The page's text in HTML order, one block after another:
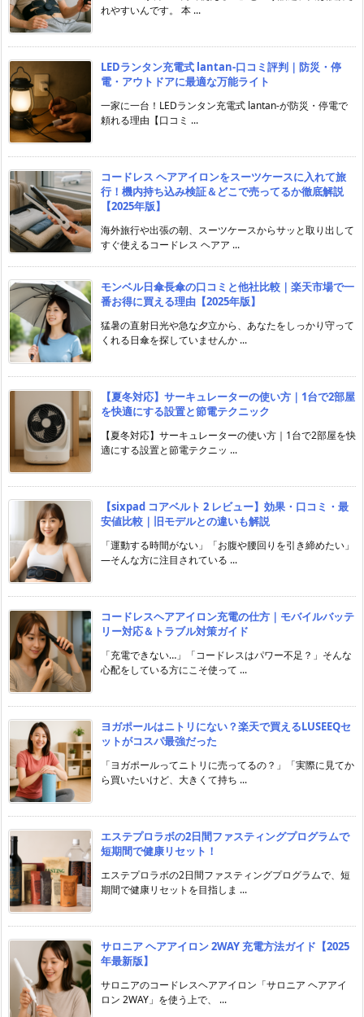
れやすいんです。 本 ...
LEDランタン充電式 lantan-口コミ評判｜防災・停
電・アウトドアに最適な万能ライト
一家に一台！LEDランタン充電式 lantan-が防災・停電で
頼れる理由【口コミ ...
コードレス ヘアアイロンをスーツケースに入れて旅
行！機内持ち込み検証＆どこで売ってるか徹底解説
【2025年版】
海外旅行や出張の朝、スーツケースからサッと取り出して
すぐ使えるコードレス ヘアア ...
モンベル日傘長傘の口コミと他社比較｜楽天市場で一
番お得に買える理由【2025年版】
猛暑の直射日光や急な夕立から、あなたをしっかり守って
くれる日傘を探していませんか ...
【夏冬対応】サーキュレーターの使い方｜1台で2部屋
を快適にする設置と節電テクニック
【夏冬対応】サーキュレーターの使い方｜1台で2部屋を快
適にする設置と節電テクニッ ...
【sixpad コアベルト 2 レビュー】効果・口コミ・最
安値比較｜旧モデルとの違いも解説
「運動する時間がない」「お腹や腰回りを引き締めたい」
―そんな方に注目されている ...
コードレスヘアアイロン充電の仕方｜モバイルバッテ
リー対応＆トラブル対策ガイド
「充電できない…」「コードレスはパワー不足？」そんな
心配をしている方にこそ使って ...
ヨガポールはニトリにない？楽天で買えるLUSEEQセ
ットがコスパ最強だった
「ヨガポールってニトリに売ってるの？」「実際に見てか
ら買いたいけど、大きくて持ち ...
エステプロラボの2日間ファスティングプログラムで
短期間で健康リセット！
エステプロラボの2日間ファスティングプログラムで、短
期間で健康リセットを目指しま ...
サロニア ヘアアイロン 2WAY 充電方法ガイド【2025
年最新版】
サロニアのコードレスヘアアイロン「サロニア ヘアアイ
ロン 2WAY」を使う上で、 ...